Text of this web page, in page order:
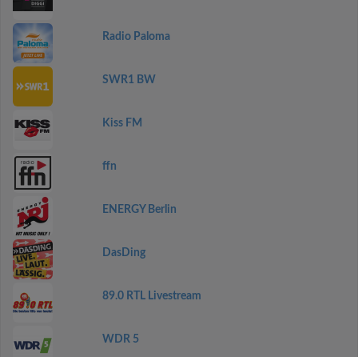
Radio Paloma
SWR1 BW
Kiss FM
ffn
ENERGY Berlin
DasDing
89.0 RTL Livestream
WDR 5